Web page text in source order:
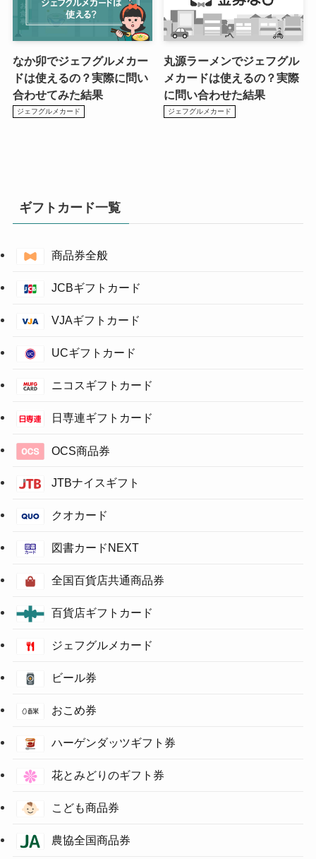
なか卯でジェフグルメカー
ドは使えるの？実際に問い
合わせてみた結果
ジェフグルメカード
丸源ラーメンでジェフグル
メカードは使えるの？実際
に問い合わせた結果
ジェフグルメカード
ギフトカード一覧
商品券全般
JCBギフトカード
VJAギフトカード
UCギフトカード
ニコスギフトカード
日専連ギフトカード
OCS商品券
JTBナイスギフト
クオカード
図書カードNEXT
全国百貨店共通商品券
百貨店ギフトカード
ジェフグルメカード
ビール券
おこめ券
ハーゲンダッツギフト券
花とみどりのギフト券
こども商品券
農協全国商品券